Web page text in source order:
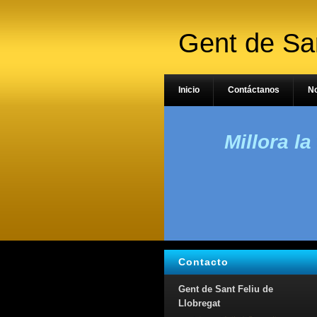
Gent de
Millora la
Contacto
Gent de Sant Feliu de
Llobregat
Inicio Contáctanos